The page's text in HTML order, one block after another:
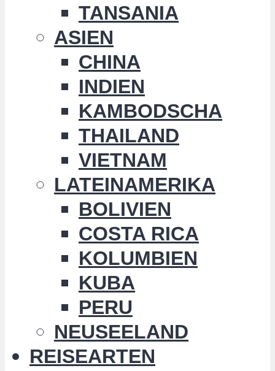
TANSANIA
ASIEN
CHINA
INDIEN
KAMBODSCHA
THAILAND
VIETNAM
LATEINAMERIKA
BOLIVIEN
COSTA RICA
KOLUMBIEN
KUBA
PERU
NEUSEELAND
REISEARTEN